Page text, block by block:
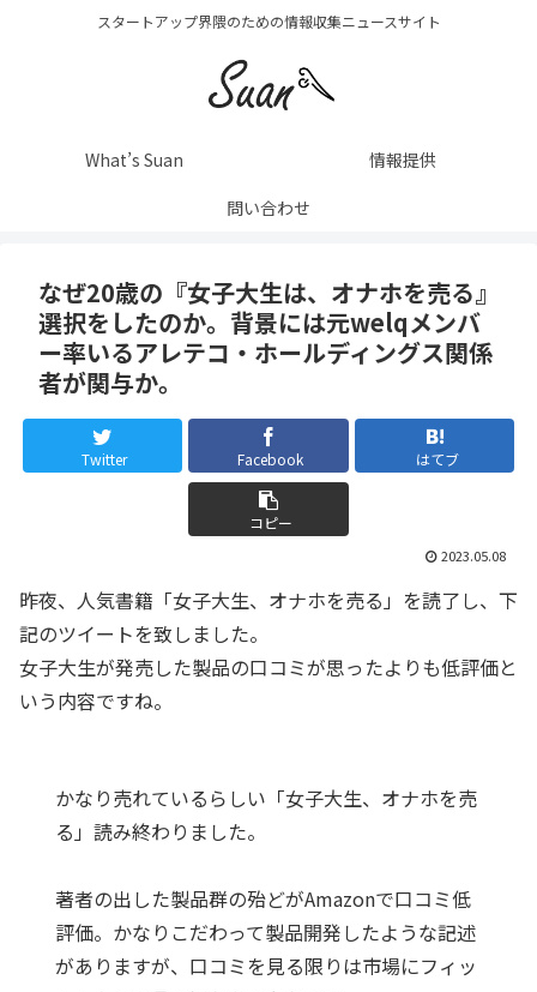
スタートアップ界隈のための情報収集ニュースサイト
What’s Suan
情報提供
問い合わせ
なぜ20歳の『女子大生は、オナホを売る』
選択をしたのか。背景には元welqメンバ
ー率いるアレテコ・ホールディングス関係
者が関与か。
Twitter Facebook はてブ
コピー
2023.05.08
昨夜、人気書籍「女子大生、オナホを売る」を読了し、下
記のツイートを致しました。
女子大生が発売した製品の口コミが思ったよりも低評価と
いう内容ですね。
かなり売れているらしい「女子大生、オナホを売
る」読み終わりました。
著者の出した製品群の殆どがAmazonで口コミ低
評価。かなりこだわって製品開発したような記述
がありますが、口コミを見る限りは市場にフィッ